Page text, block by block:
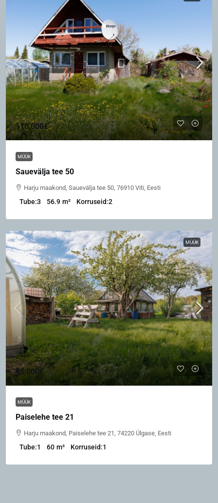
110,000€
MÜÜK
Sauevälja tee 50
Harju maakond, Sauevälja tee 50, 76910 Viti, Eesti
Tube:3 56.9 m² Korruseid:2
MÜÜK
45,000€
MÜÜK
Paiselehe tee 21
Harju maakond, Paiselehe tee 21, 74220 Ülgase, Eesti
Tube:1 60 m² Korruseid:1